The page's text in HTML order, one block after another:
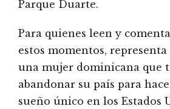
Parque Duarte.
Para quienes leen y
estos momentos,
una mujer dominicana que
abandonar su país para
sueño único en los Estados